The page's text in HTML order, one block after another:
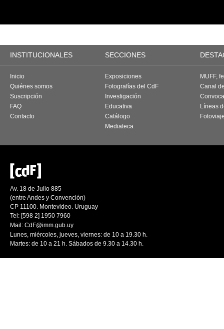
INSTITUCIONALES SECCIONES
Inicio
Quiénes somos
Suscripción
FAQ
Contacto
Exposiciones
Fotografías del CdF
Investigación
Educativa
Catálogo
Mediateca
MUFF,
Canal
Líneas
Av. 18 de Julio 885
(entre Andes y Convención)
CP 11100. Montevideo. Uruguay
Tel: [598 2] 1950 7960
Mail: CdF@imm.gub.uy
Lunes, miércoles, jueves, viernes: de 10 a 19.30 h.
Martes: de 10 a 21 h. Sábados de 9.30 a 14.30 h.